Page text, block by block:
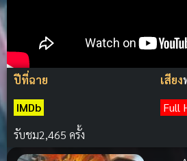
ปีที่ฉาย เสียง
IMDb
Full
รับชม2,465 ครั้ง